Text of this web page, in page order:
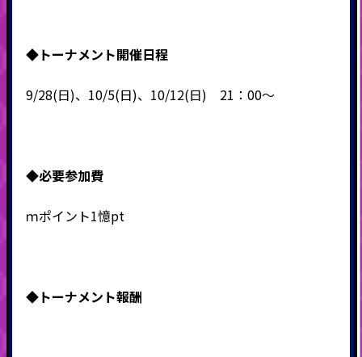
◆トーナメント開催日程
9/28(日)、10/5(日)、10/12(日) 21：00～
◆必要参加費
ｍポイント1憶pt
◆トーナメント報酬